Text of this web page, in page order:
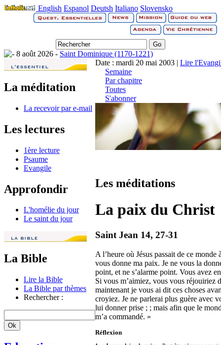
English Espanol Deutsh Italiano Slovensko
8 août 2026 - Saint Dominique (1170-1221)
La méditation
La recevoir par e-mail
Les lectures
1ère lecture
Psaume
Evangile
Approfondir
L'homélie du jour
Le saint du jour
La Bible
Lire la Bible
La Bible par thèmes
Rechercher :
Date : mardi 20 mai 2003 | Lire
Semaine
Par chapitre
Toutes
S'abonner
Les méditations
La paix du Christ
Saint Jean 14, 27-31
A l’heure où Jésus passait de ce
vous donne ma paix. Je ne vous la
point, et ne s’alarme point. Vous avez
Si vous m’aimiez, vous vous réjouiriez
maintenant je vous ai dit ces choses
croyiez. Je ne parlerai plus guère avec
lui donner prise ; ; mais afin que le
m’a commandé. »
Réflexion